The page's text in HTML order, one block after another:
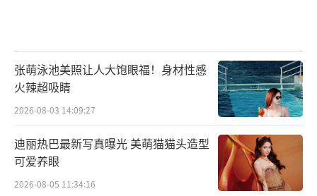
张萌泳池美照让人大饱眼福！身材性感
火辣超吸睛
2026-08-03 14:09:27
迪丽热巴最新写真曝光 美萌猫猫头造型
可爱养眼
2026-08-05 11:34:16